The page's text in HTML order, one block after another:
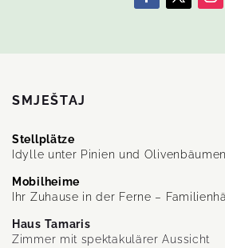
SMJEŠTAJ
Stellplätze
Idylle unter Pinien und Olivenbäumen
Mobilheime
Ihr Zuhause in der Ferne –
Haus Tamaris
Zimmer mit spektakulärer Aussicht